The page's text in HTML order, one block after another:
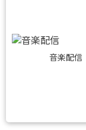
音楽配信